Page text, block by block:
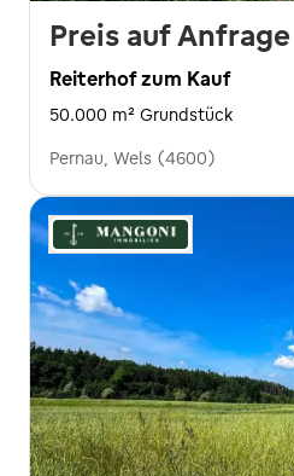
Preis auf Anfrage
Reiterhof zum Kauf
50.000 m² Grundstück
Pernau, Wels (4600)